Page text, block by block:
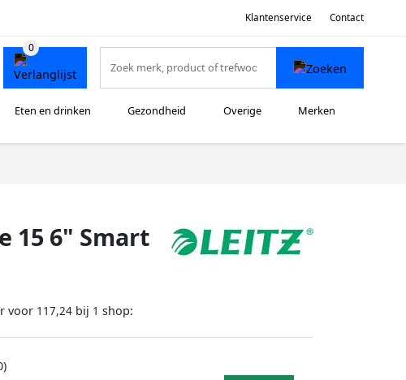
Klantenservice Contact
Eten en drinken Gezondheid Overige Merken
15 6" Smart
voor 117,24 bij 1 shop: